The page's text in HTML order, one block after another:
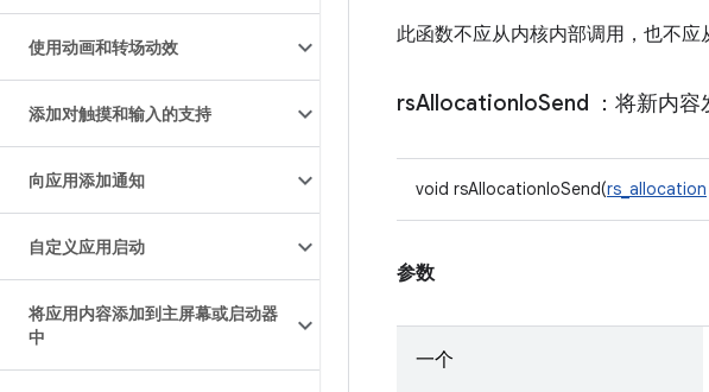
使用动画和转场动效
添加对触摸和输入的支持
向应用添加通知
自定义应用启动
将应用内容添加到主屏幕或启动器
中
此函数不应从内核内部调用，也不应
rsAllocation IoSend ：将新内容
void rsAllocationIoSend(rs_allocation
参数
一个